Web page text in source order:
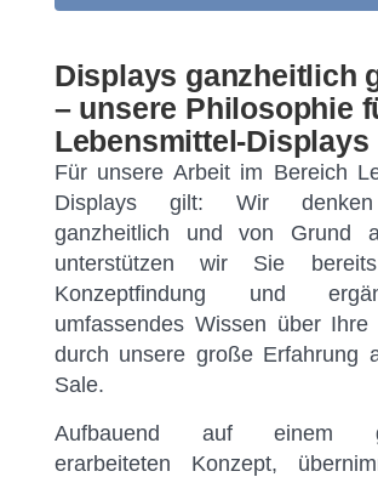
Displays ganzheitlich
– unsere Philosophie
Lebensmittel-Displays
Für unsere Arbeit im Bereich
Displays gilt: Wir denken
ganzheitlich und von Grund
unterstützen wir Sie
Konzeptfindung und
umfassendes Wissen über Ihre
durch unsere große Erfahrung
Sale.
Aufbauend auf einem
erarbeiteten Konzept,